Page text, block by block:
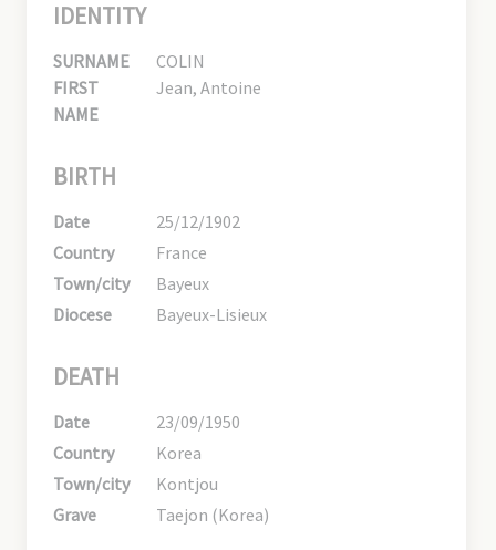
IDENTITY
SURNAME
COLIN
FIRST
NAME
Jean, Antoine
BIRTH
Date
25/12/1902
Country
France
Town/city
Bayeux
Diocese
Bayeux-Lisieux
DEATH
Date
23/09/1950
Country
Korea
Town/city
Kontjou
Grave
Taejon (Korea)